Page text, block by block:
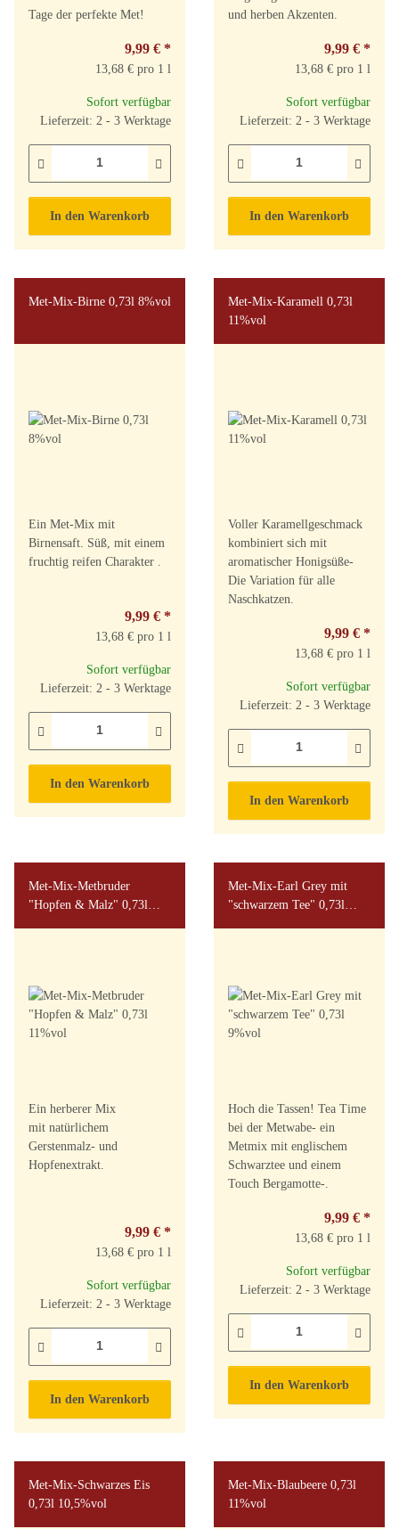
Tage der perfekte Met!
9,99 € *
13,68 € pro 1 l
Sofort verfügbar
Lieferzeit: 2 - 3 Werktage
In den Warenkorb
und herben Akzenten.
9,99 € *
13,68 € pro 1 l
Sofort verfügbar
Lieferzeit: 2 - 3 Werktage
In den Warenkorb
Met-Mix-Birne 0,73l 8%vol
Ein Met-Mix mit
Birnensaft. Süß, mit einem
fruchtig reifen Charakter .
9,99 € *
13,68 € pro 1 l
Sofort verfügbar
Lieferzeit: 2 - 3 Werktage
In den Warenkorb
Met-Mix-Karamell 0,73l
11%vol
Voller Karamellgeschmack
kombiniert sich mit
aromatischer Honigsüße-
Die Variation für alle
Naschkatzen.
9,99 € *
13,68 € pro 1 l
Sofort verfügbar
Lieferzeit: 2 - 3 Werktage
In den Warenkorb
Met-Mix-Metbruder
"Hopfen & Malz" 0,73l
Ein herberer Mix
mit natürlichem
Gerstenmalz- und
Hopfenextrakt.
9,99 € *
13,68 € pro 1 l
Sofort verfügbar
Lieferzeit: 2 - 3 Werktage
In den Warenkorb
Met-Mix-Earl Grey mit
"schwarzem Tee" 0,73l
Hoch die Tassen! Tea Time
bei der Metwabe- ein
Metmix mit englischem
Schwarztee und einem
Touch Bergamotte-.
9,99 € *
13,68 € pro 1 l
Sofort verfügbar
Lieferzeit: 2 - 3 Werktage
In den Warenkorb
Met-Mix-Schwarzes Eis
0,73l 10,5%vol
Met-Mix-Blaubeere 0,73l
11%vol